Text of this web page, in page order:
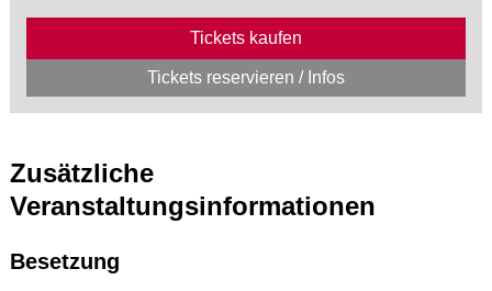
Tickets kaufen
Tickets reservieren / Infos
Zusätzliche
Veranstaltungsinformationen
Besetzung